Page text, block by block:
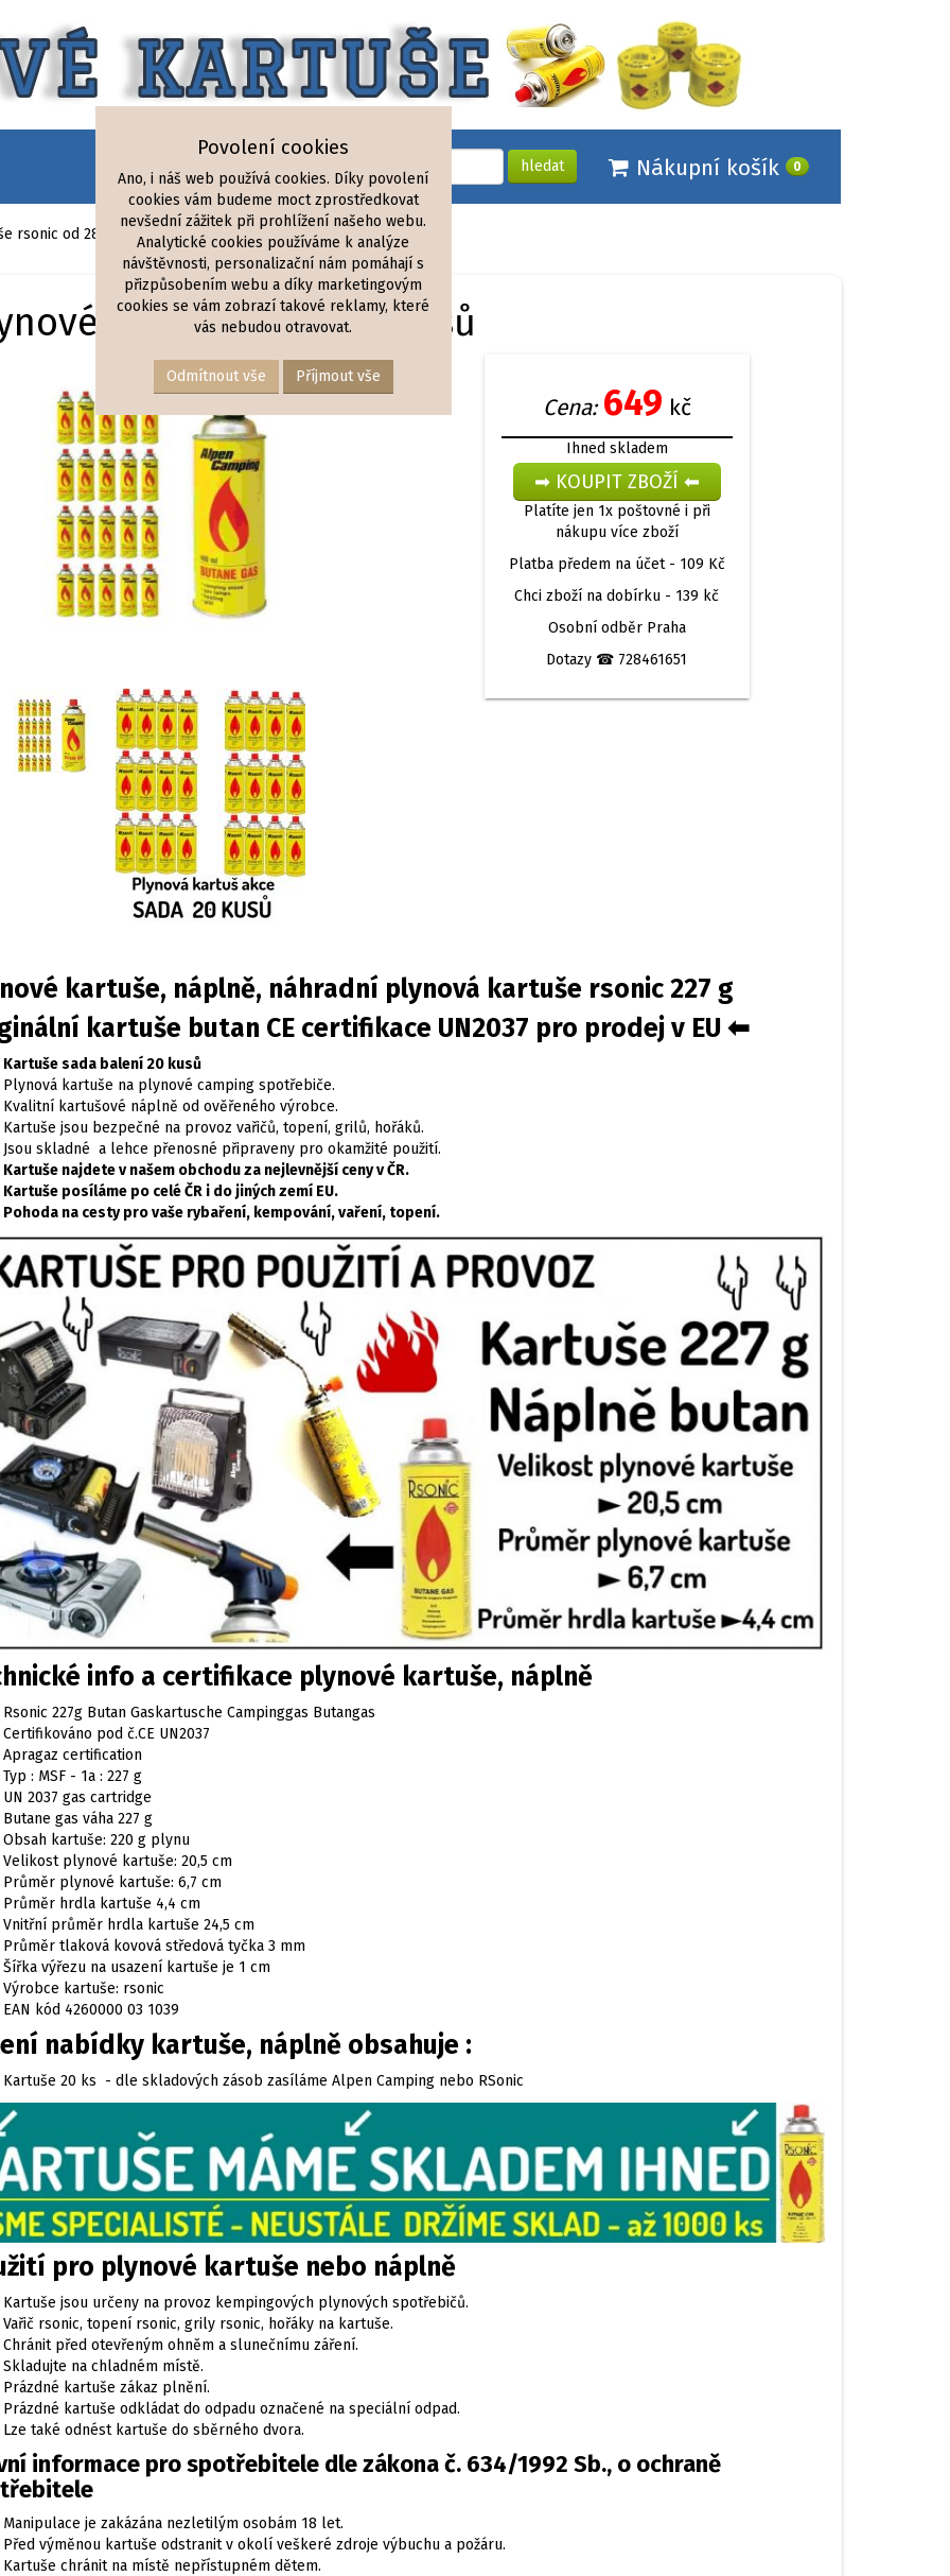
Nákupní košík 0
hledat
rsonic od 28,- Kč
kartuše sada 20 kusů
Cena: 649 kč
Ihned skladem
Platíte jen 1x poštovné i při
nákupu více zboží
Platba předem na účet - 109 Kč
Chci zboží na dobírku - 139 kč
Osobní odběr Praha
Dotazy ☎ 728461651
kartuše, náplně, náhradní plynová kartuše rsonic 227 g
kartuše butan CE certifikace UN2037 pro prodej v EU ⬅
Kartuše sada balení 20 kusů
Plynová kartuše na plynové camping spotřebiče.
Kvalitní kartušové náplně od ověřeného výrobce.
Kartuše jsou bezpečné na provoz vařičů, topení, grilů, hořáků.
Jsou skladné a lehce přenosné připraveny pro okamžité použití.
Kartuše najdete v našem obchodu za nejlevnější ceny v ČR.
Kartuše posíláme po celé ČR i do jiných zemí EU.
Pohoda na cesty pro vaše rybaření, kempování, vaření, topení.
info a certifikace plynové kartuše, náplně
Rsonic 227g Butan Gaskartusche Campinggas Butangas
Certifikováno pod č.CE UN2037
Apragaz certification
Typ : MSF - 1a : 227 g
UN 2037 gas cartridge
Butane gas váha 227 g
Obsah kartuše: 220 g plynu
Velikost plynové kartuše: 20,5 cm
Průměr plynové kartuše: 6,7 cm
Průměr hrdla kartuše 4,4 cm
Vnitřní průměr hrdla kartuše 24,5 cm
Průměr tlaková kovová středová tyčka 3 mm
Šířka výřezu na usazení kartuše je 1 cm
Výrobce kartuše: rsonic
EAN kód 4260000 03 1039
nabídky kartuše, náplně obsahuje :
Kartuše 20 ks - dle skladových zásob zasíláme Alpen Camping nebo RSonic
pro plynové kartuše nebo náplně
Kartuše jsou určeny na provoz kempingových plynových spotřebičů.
Vařič rsonic, topení rsonic, grily rsonic, hořáky na kartuše.
Chránit před otevřeným ohněm a slunečnímu záření.
Skladujte na chladném místě.
Prázdné kartuše zákaz plnění.
Prázdné kartuše odkládat do odpadu označené na speciální odpad.
Lze také odnést kartuše do sběrného dvora.
informace pro spotřebitele dle zákona č. 634/1992 Sb., o ochraně
Manipulace je zakázána nezletilým osobám 18 let.
Před výměnou kartuše odstranit v okolí veškeré zdroje výbuchu a požáru.
Kartuše chránit na místě nepřístupném dětem.
Povolení cookies
Ano, i náš web používá cookies. Díky povolení
cookies vám budeme moct zprostředkovat
nevšední zážitek při prohlížení našeho webu.
Analytické cookies používáme k analýze
návštěvnosti, personalizační nám pomáhají s
přizpůsobením webu a díky marketingovým
cookies se vám zobrazí takové reklamy, které
vás nebudou otravovat.
Odmítnout vše Příjmout vše